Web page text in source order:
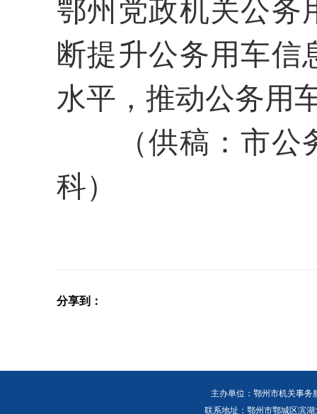
鄂州党政机关公务
断提升公务用车信
水平， 推动公务用
（供稿：市公
科）
分享到：
主办单位：鄂州市机关事
联系地址：鄂州市鄂城区滨